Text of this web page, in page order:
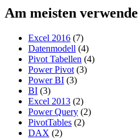
Am meisten
Excel 2016 (7)
Datenmodell (4)
Pivot Tabellen (4)
Power Pivot (3)
Power BI (3)
BI (3)
Excel 2013 (2)
Power Query (2)
PivotTables (2)
DAX (2)